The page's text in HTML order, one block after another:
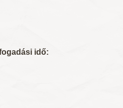
idő: